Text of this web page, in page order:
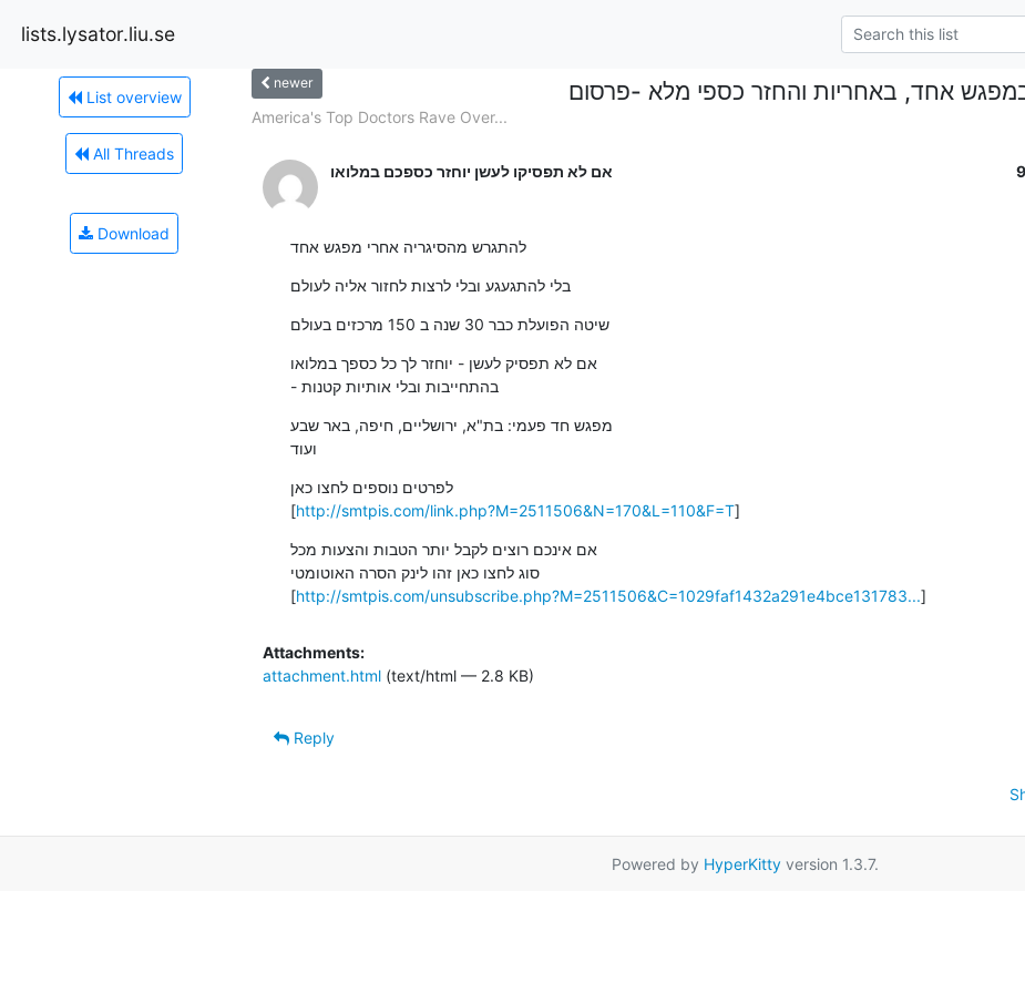
lists.lysator.liu.se
List overview
All Threads
Download
newer אחד, באחריות והחזר כספי מלא -פרסום
America's Top Doctors Rave Over...
אם לא תפסיקו לעשן יוחזר כספכם במלואו
להתגרש מהסיגריה אחרי מפגש אחד
בלי להתגעגע ובלי לרצות לחזור אליה לעולם
שיטה הפועלת כבר 30 שנה ב 150 מרכזים בעולם
אם לא תפסיק לעשן - יוחזר לך כל כספך במלואו
- בהתחייבות ובלי אותיות קטנות
מפגש חד פעמי: בת"א, ירושליים, חיפה, באר שבע
ועוד
לפרטים נוספים לחצו כאן
[http://smtpis.com/link.php?M=2511506&N=170&L=110&F=T]
אם אינכם רוצים לקבל יותר הטבות והצעות מכל
סוג לחצו כאן זהו לינק הסרה האוטומטי
[http://smtpis.com/unsubscribe.php?M=2511506&C=1029faf1432a291e4bce131783...]
Attachments:
attachment.html(text/html — 2.8 KB)
Reply
Powered by HyperKittyversion 1.3.7.